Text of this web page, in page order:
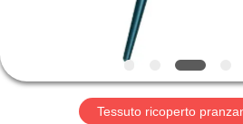
CONTROLLO
QUALITÀ
Tessuto ricoperto